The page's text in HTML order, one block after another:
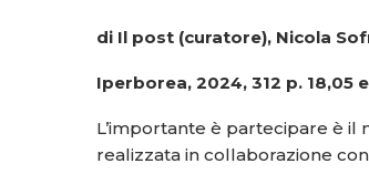
di Il post (curatore), Nicola
Iperborea, 2024, 312 p. 18,05
L’importante è partecipare è il
realizzata in collaborazione